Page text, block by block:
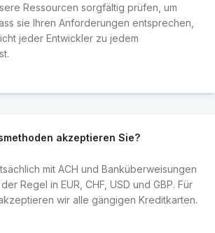
Ressourcen sorgfältig prüfen, um
sie Ihren Anforderungen entsprechen,
jeder Entwickler zu jedem
akzeptieren Sie?
mit ACH und Banküberweisungen
Regel in EUR, CHF, USD und GBP. Für
wir alle gängigen Kreditkarten.